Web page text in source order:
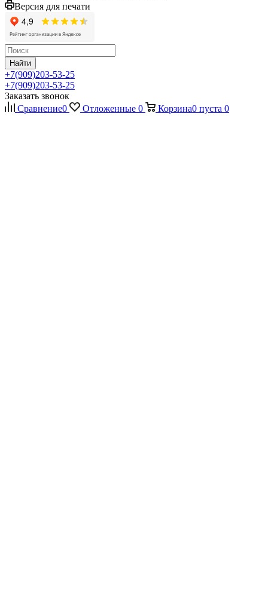
Версия для печати
Найти
+7(909)203-53-25
+7(909)203-53-25
Заказать звонок
Сравнение0 Отложенные 0 Корзина0 пуста 0